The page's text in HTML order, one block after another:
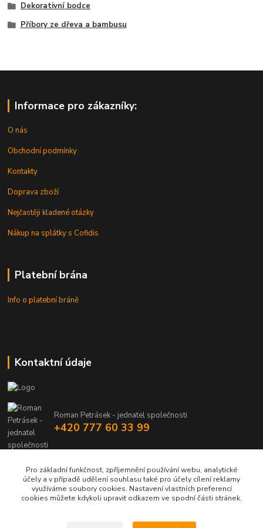
Dekorativní bodce
Příbory ze dřeva a bambusu
Informace pro zákazníky:
O nás
Obchodní podmínky
Kontakty
Doprava zboží
Nejčastěji kladené otázky
Nákup na splátky s Cofidis
Platební brána
Info o platební bráně
Kontaktní údaje
Roman Petrásek - jednatel společnosti
+420 777 60 33 99
Pro základní funkčnost, zpříjemnění používání webu, analytické
účely a v případě udělení souhlasu také pro účely cílení reklamy
využíváme soubory cookies. Nastavení vlastních preferencí
cookies můžete kdykoli upravit odkazem ve spodní části stránek.